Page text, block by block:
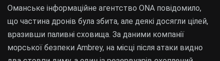
Оманське інформаційне агентство ONA повідомило,
що частина дронів була збита, але деякі досягли цілей,
вразивши паливні сховища. За даними компанії
морської безпеки Ambrey, на місці після атаки видно